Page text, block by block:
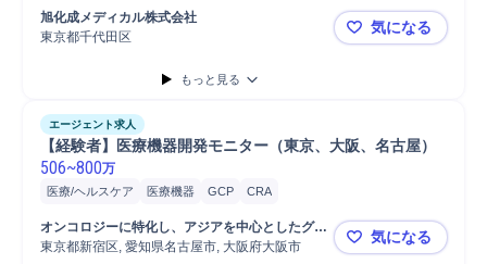
担当者
製品企画
マーケティング
旭化成メディカル株式会社
東京都千代田区
【年収〜
気になる
もっと見る
エージェント求人
【経験者】医療機器開発モニター（東京、大阪、名古屋）
506~800万
医療/ヘルスケア 医療機器 GCP CRA
オンコロジーに特化し、アジアを中心としたグロ
ーバル展開を進めている優良CRO企業
東京都新宿区, 愛知県名古屋市, 大阪府大阪市 【経験者】
気になる